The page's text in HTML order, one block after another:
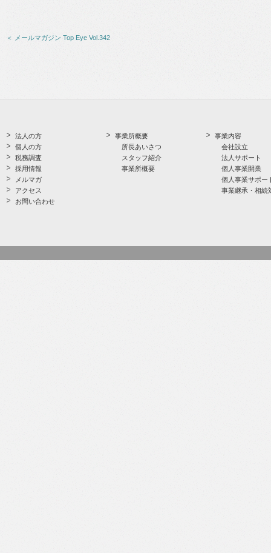
＜ メールマガジン Top Eye Vol.342
法人の方
個人の方
税務調査
採用情報
メルマガ
アクセス
お問い合わせ
事業所概要
所長あいさつ
スタッフ紹介
事業所概要
事業内容
会社設立
法人サポート
個人事業開業
個人事業サポー
事業継承・相続